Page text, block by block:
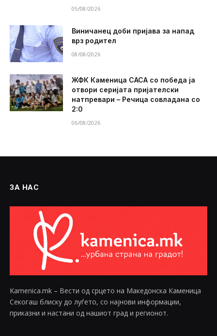
05/08/2026
Виничанец доби пријава за напад
врз родител
08/08/2026
ЖФК Каменица САСА со победа ја
отвори серијата пријателски
натпревари – Речица совладана со
2:0
06/08/2026
ЗА НАС
Kamenica.mk – Вести од срцето на Македонска Каменица
Секогаш блиску до луѓето, со најнови информации,
приказни и настани од нашиот град и регионот.